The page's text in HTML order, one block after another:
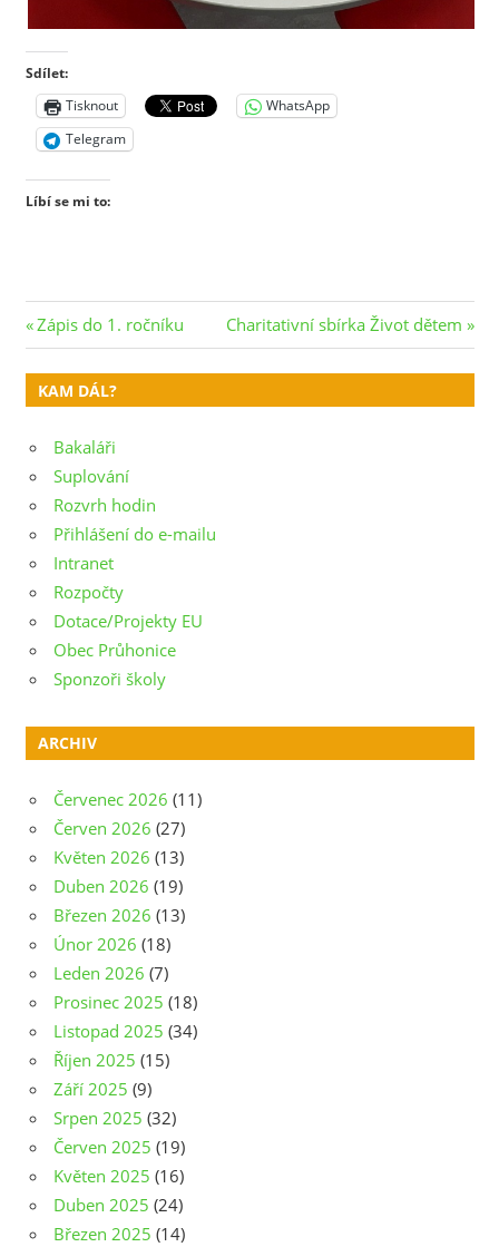
Sdílet:
Tisknout
WhatsApp
Telegram
Líbí se mi to:
Navigace
pro
příspěvek
Previous
Post:
Zápis do 1. ročníku
Next
Post:
Charitativní sbírka Život dětem
KAM DÁL?
Bakaláři
Suplování
Rozvrh hodin
Přihlášení do e-mailu
Intranet
Rozpočty
Dotace/Projekty EU
Obec Průhonice
Sponzoři školy
ARCHIV
Červenec 2026 (11)
Červen 2026 (27)
Květen 2026 (13)
Duben 2026 (19)
Březen 2026 (13)
Únor 2026 (18)
Leden 2026 (7)
Prosinec 2025 (18)
Listopad 2025 (34)
Říjen 2025 (15)
Září 2025 (9)
Srpen 2025 (32)
Červen 2025 (19)
Květen 2025 (16)
Duben 2025 (24)
Březen 2025 (14)